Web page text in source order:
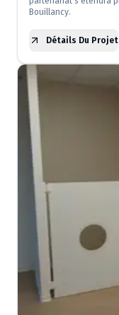
Bouillancy.
Détails Du Projet